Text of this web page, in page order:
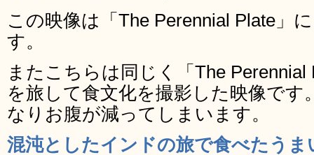
この映像は「The Perennial Plate」
す。
またこちらは同じく「The
を旅して食文化を撮影した映像です
なりお腹が減ってしまいます。
混沌としたインドの旅で食べたう